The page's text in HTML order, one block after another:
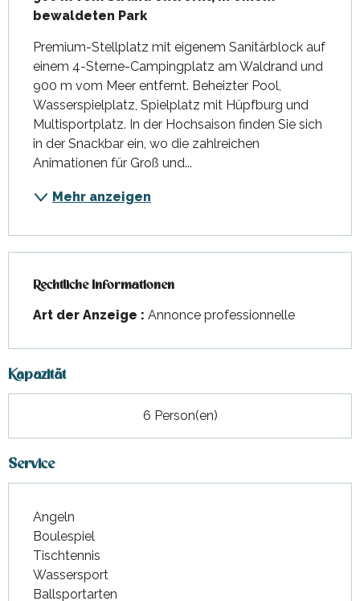
bewaldeten Park
Premium-Stellplatz mit eigenem Sanitärblock auf
einem 4-Sterne-Campingplatz am Waldrand und
900 m vom Meer entfernt. Beheizter Pool,
Wasserspielplatz, Spielplatz mit Hüpfburg und
Multisportplatz. In der Hochsaison finden Sie sich
in der Snackbar ein, wo die zahlreichen
Animationen für Groß und...
Mehr anzeigen
Rechtliche Informationen
Rechtliche Informationen
Art der Anzeige : Annonce professionnelle
Kapazität
6 Person(en)
Service
Angeln
Boulespiel
Tischtennis
Wassersport
Ballsportarten